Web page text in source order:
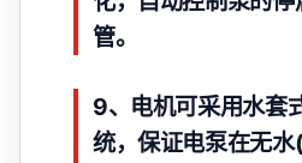
管。
9、电机可采用水套
统，保证电泵在无